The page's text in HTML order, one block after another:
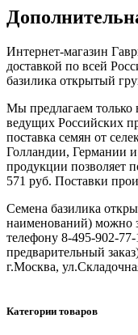
Интернет-магазин
доставкой по всей
базилика открытый
Мы предлагаем
ведущих Российских
поставка семян от
Голландии, Германии
продукции позволяет
571 руб. Поставки
Семена базилика
наименований) можно
телефону 8-495-902-77-
предварительный
г.Москва,
Категории товаров